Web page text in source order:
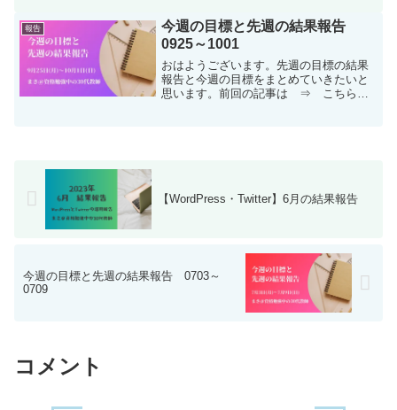
券の紹介記事は ⇒ こちら ⇐1年の抱
負は ⇒ こちら ...
報告
今週の目標と先週の結果報告
0925～1001
おはようございます。先週の目標の結果
報告と今週の目標をまとめていきたいと
思います。前回の記事は ⇒ こちら
【WordPress・Twitter】6月の結果報告
今週の目標と先週の結果報告 0703～
0709
コメント